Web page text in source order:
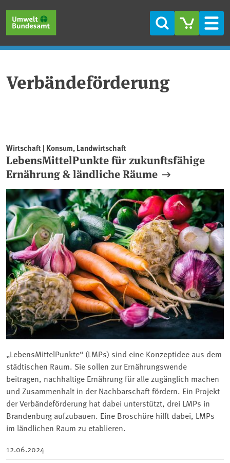
Suche
Verbändeförderung
Wirtschaft | Konsum, Landwirtschaft
LebensMittelPunkte für zukunftsfähige
Ernährung & ländliche Räume
„LebensMittelPunkte“ (LMPs) sind eine Konzeptidee aus dem
städtischen Raum. Sie sollen zur Ernährungswende
beitragen, nachhaltige Ernährung für alle zugänglich machen
und Zusammenhalt in der Nachbarschaft fördern. Ein Projekt
der Verbändeförderung hat dabei unterstützt, drei LMPs in
Brandenburg aufzubauen. Eine Broschüre hilft dabei, LMPs
im ländlichen Raum zu etablieren.
12.06.2024